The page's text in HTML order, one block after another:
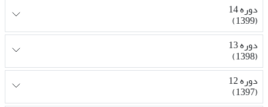
دوره 14
(1399)
دوره 13
(1398)
دوره 12
(1397)